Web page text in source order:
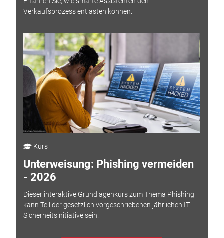
Verkaufsprozess entlasten können.
Kurs
Unterweisung: Phishing vermeiden
- 2026
Dieser interaktive Grundlagenkurs zum Thema Phishing
kann Teil der gesetzlich vorgeschriebenen jährlichen IT-
Sicherheitsinitiative sein.